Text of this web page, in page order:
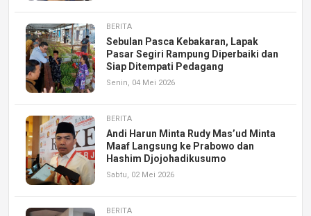
BERITA
Sebulan Pasca Kebakaran, Lapak
Pasar Segiri Rampung Diperbaiki dan
Siap Ditempati Pedagang
Senin, 04 Mei 2026
BERITA
Andi Harun Minta Rudy Mas’ud Minta
Maaf Langsung ke Prabowo dan
Hashim Djojohadikusumo
Sabtu, 02 Mei 2026
BERITA